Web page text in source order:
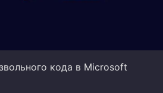
кода в Microsoft